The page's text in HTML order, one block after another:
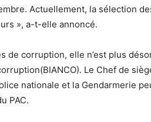
Actuellement, la sélection
», a-t-elle annoncé.
de corruption, elle n’est plus
Le Chef de
nationale et la Gendarmerie
PAC.